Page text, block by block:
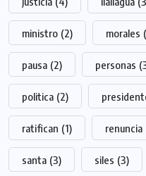
ministro (2) morales
pausa (2) personas
politica (2)
ratifican (1) renuncia
santa (3) siles (3)